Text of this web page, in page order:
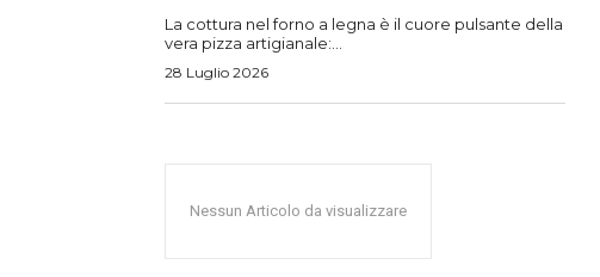
La cottura nel forno a legna è il cuore pulsante della
vera pizza artigianale:...
28 Luglio 2026
Nessun Articolo da visualizzare